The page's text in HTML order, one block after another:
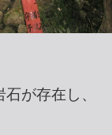
が存在し、